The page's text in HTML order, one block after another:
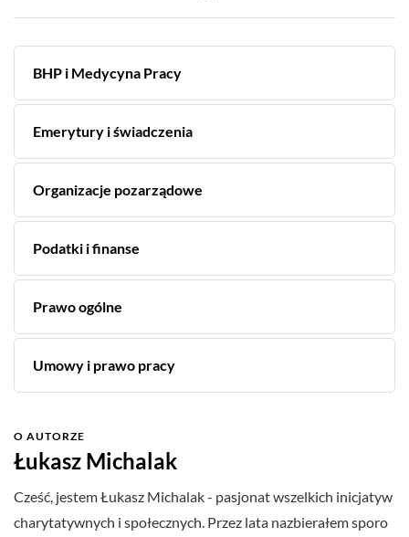
BHP i Medycyna Pracy
Emerytury i świadczenia
Organizacje pozarządowe
Podatki i finanse
Prawo ogólne
Umowy i prawo pracy
O AUTORZE
Łukasz Michalak
Cześć, jestem Łukasz Michalak - pasjonat wszelkich inicjatyw
charytatywnych i społecznych. Przez lata nazbierałem sporo